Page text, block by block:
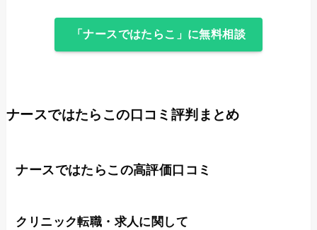
「ナースではたらこ」に無料相談
ナースではたらこの口コミ評判まとめ
ナースではたらこの高評価口コミ
クリニック転職・求人に関して